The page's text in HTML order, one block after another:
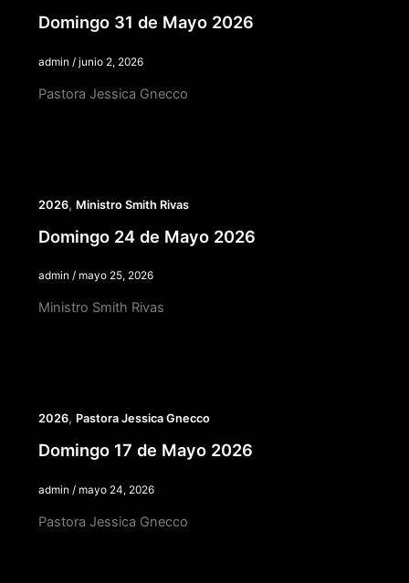
Domingo 31 de Mayo 2026
admin / junio 2, 2026
Pastora Jessica Gnecco
2026, Ministro Smith Rivas
Domingo 24 de Mayo 2026
admin / mayo 25, 2026
Ministro Smith Rivas
2026, Pastora Jessica Gnecco
Domingo 17 de Mayo 2026
admin / mayo 24, 2026
Pastora Jessica Gnecco